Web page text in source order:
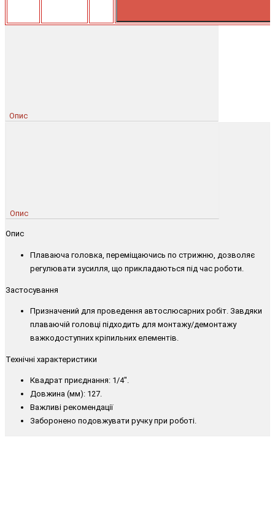
Опис
Опис
Опис
Плаваюча головка, переміщаючись по стрижню, дозволяє
регулювати зусилля, що прикладаються під час роботи.
Застосування
Призначений для проведення автослюсарних робіт. Завдяки
плаваючій головці підходить для монтажу/демонтажу
важкодоступних кріпильних елементів.
Технічні характеристики
Квадрат приєднання: 1/4".
Довжина (мм): 127.
Важливі рекомендації
Заборонено подовжувати ручку при роботі.